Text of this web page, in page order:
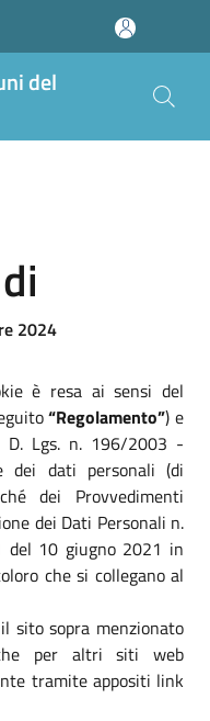
del
2024
è resa ai sensi del
“Regolamento”) e
D. Lgs. n. 196/2003 -
dei dati personali (di
dei Provvedimenti
dei Dati Personali n.
del 10 giugno 2021 in
che si collegano al
sito sopra menzionato
per altri siti web
tramite appositi link